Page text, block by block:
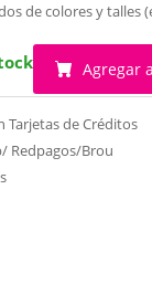
de colores y talles
Agregar
Tarjetas de Créditos
Redpagos/Brou